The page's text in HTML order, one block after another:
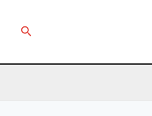
Pesquisar